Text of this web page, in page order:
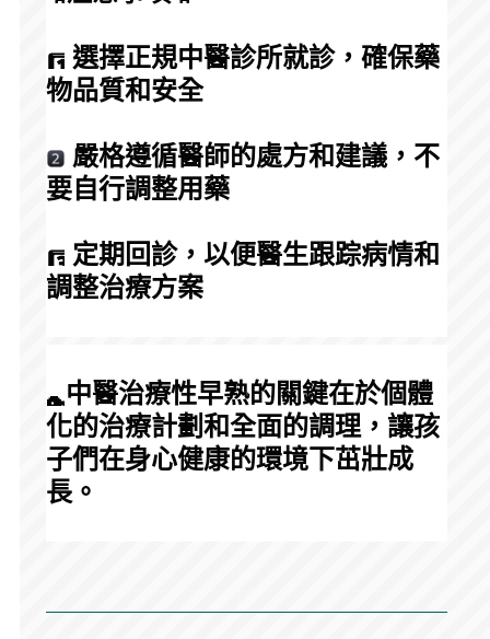
選擇正規中醫診所就診，確保藥
物品質和安全
嚴格遵循醫師的處方和建議，不
要自行調整用藥
定期回診，以便醫生跟踪病情和
調整治療方案
中醫治療性早熟的關鍵在於個體
化的治療計劃和全面的調理，讓孩
子們在身心健康的環境下茁壯成
長。